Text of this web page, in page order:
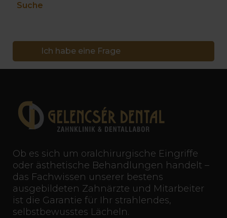
Suche
Ich habe eine Frage
Ob es sich um oralchirurgische Eingriffe
oder ästhetische Behandlungen handelt –
das Fachwissen unserer bestens
ausgebildeten Zahnärzte und Mitarbeiter
ist die Garantie für Ihr strahlendes,
selbstbewusstes Lächeln.